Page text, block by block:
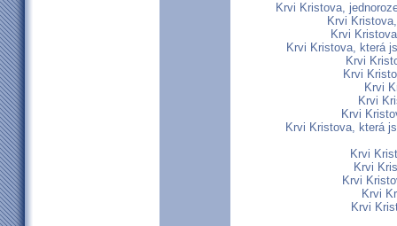
Krvi Kristova,
Krvi
Krvi
Krvi Kristova, která
Krvi
Krvi
Krvi
Krvi
Krvi
Krvi Kristova, která
Krvi
Krvi
Krvi
Krvi
Krvi